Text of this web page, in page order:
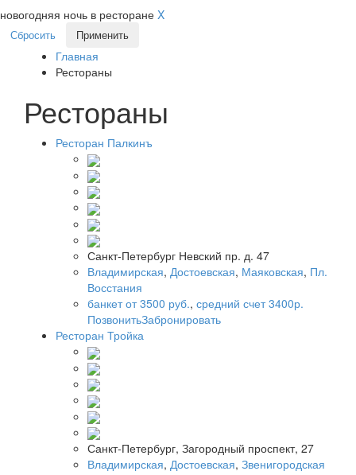
новогодняя ночь в ресторане X
Сбросить Применить
Главная
Рестораны
Рестораны
Ресторан Палкинъ
Санкт-Петербург Невский пр. д. 47
Владимирская, Достоевская, Маяковская, Пл.
Восстания
банкет от 3500 руб., средний счет 3400р.
ПозвонитьЗабронировать
Ресторан Тройка
Санкт-Петербург, Загородный проспект, 27
Владимирская, Достоевская, Звенигородская